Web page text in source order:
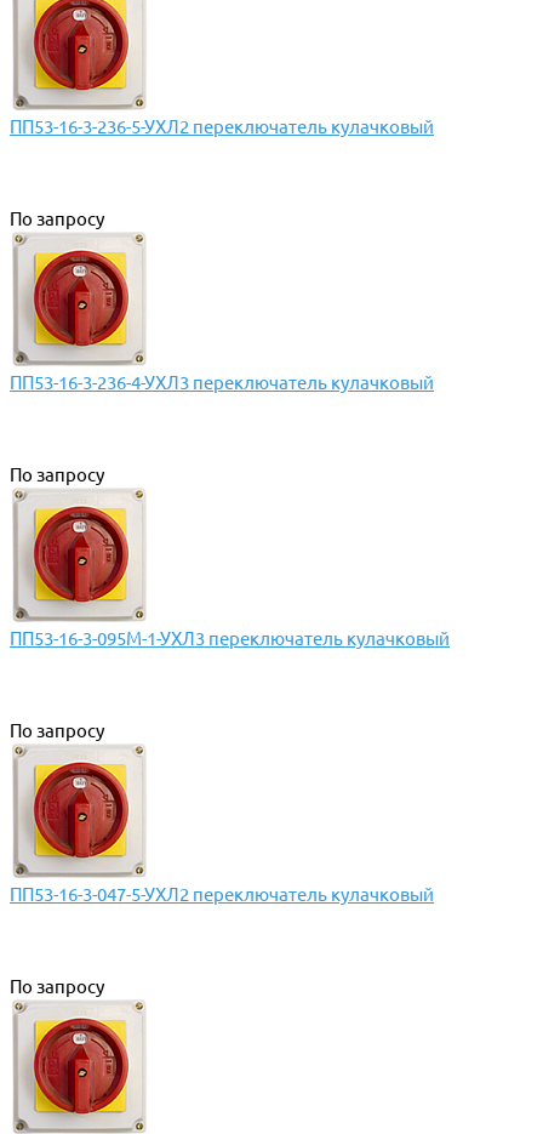
ПП53-16-3-236-5-УХЛ2 переключатель кулачковый
По запросу
ПП53-16-3-236-4-УХЛ3 переключатель кулачковый
По запросу
ПП53-16-3-095М-1-УХЛ3 переключатель кулачковый
По запросу
ПП53-16-3-047-5-УХЛ2 переключатель кулачковый
По запросу